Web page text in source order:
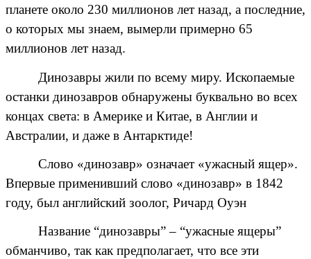
планете около 230 миллионов лет назад, а последние,
о которых мы знаем, вымерли примерно 65
миллионов лет назад.
Динозавры жили по всему миру. Ископаемые
останки динозавров обнаружены буквально во всех
концах света: в Америке и Китае, в Англии и
Австралии, и даже в Антарктиде!
Cлово «динозавр» означает «ужасный ящер».
Впервые применивший слово «динозавр» в 1842
году, был английский зоолог, Ричард Оуэн
Название “динозавры” – “ужасные ящеры”
обманчиво, так как предполагает, что все эти